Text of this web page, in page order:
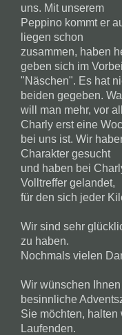
uns. Mit unserem
Peppino kommt er
liegen schon
zusammen, haben
geben sich im
"Näschen". Es hat
beiden gegeben.
will man mehr, vor
Charly erst eine
bei uns ist. Wir
Charakter gesucht
und haben bei
Volltreffer gelandet,
für den sich jeder
Wir sind sehr
zu haben.
Nochmals vielen
Wir wünschen
besinnliche
Sie möchten,
Laufenden.